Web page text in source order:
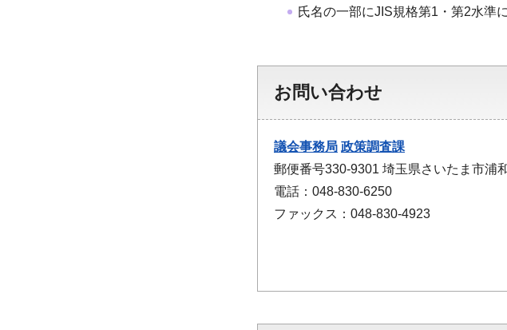
氏名の一部にJIS規格第1・第2水準
お問い合わせ
議会事務局 政策調査課
郵便番号330-9301 埼玉県さいたま市浦
電話：048-830-6250
ファックス：048-830-4923